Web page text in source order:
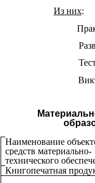
Из них:
Наименование
средств материально-
технического
Книгопечатная